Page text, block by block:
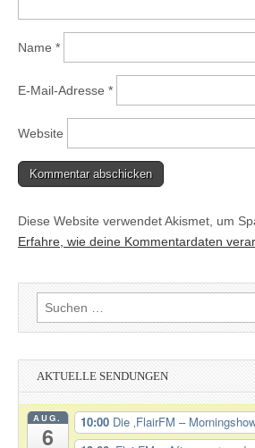
Name *
E-Mail-Adresse *
Website
Diese Website verwendet Akismet, um
Erfahre, wie deine Kommentardaten
Suchen
nach:
AKTUELLE SENDUNGEN
AUG.
6
10:00 Die ‚FlairFM –